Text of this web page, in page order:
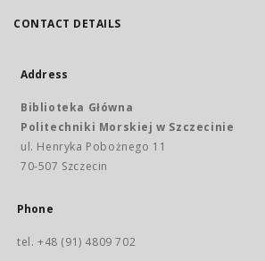
CONTACT DETAILS
Address
Biblioteka Główna
Politechniki Morskiej w Szczecinie
ul. Henryka Pobożnego 11
70-507 Szczecin
Phone
tel. +48 (91) 4809 702